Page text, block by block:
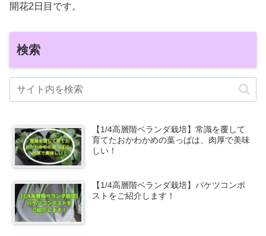
開花2日目です。
検索
【1/4高層階ベランダ栽培】常識を覆して
育てたおかわかめの葉っぱは、肉厚で美味
しい！
【1/4高層階ベランダ栽培】バケツコンポ
ストをご紹介します！